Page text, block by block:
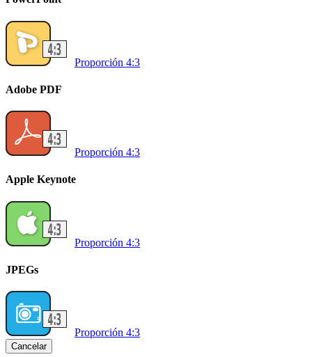
Proporción 4:3
Adobe PDF
Proporción 4:3
Apple Keynote
Proporción 4:3
JPEGs
Proporción 4:3
Cancelar